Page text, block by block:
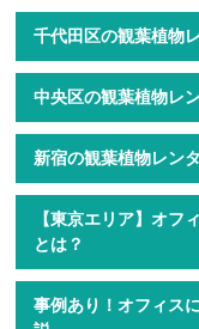
千代田区の観葉植物
中央区の観葉植物レ
新宿の観葉植物レン
【東京エリア】オフ
とは？
事例あり！オフィス